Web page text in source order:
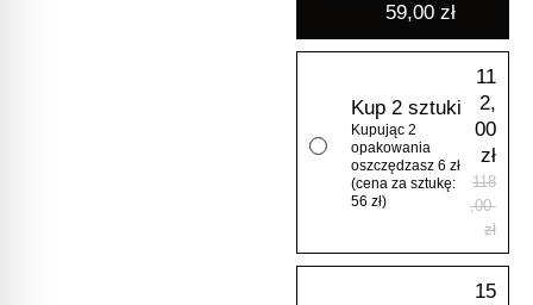
59,00 zł
Kup 2 sztuki
Kupując 2
opakowania
oszczędzasz 6 zł
(cena za sztukę:
56 zł)
11
2,
00
zł
118
,00
zł
15